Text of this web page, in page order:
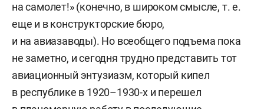
на самолет!» (конечно, в широком смысле, т. е.
еще и в конструкторские бюро,
и на авиазаводы). Но всеобщего подъема пока
не заметно, и сегодня трудно представить тот
авиационный энтузиазм, который кипел
в республике в 1920–1930-х и перешел